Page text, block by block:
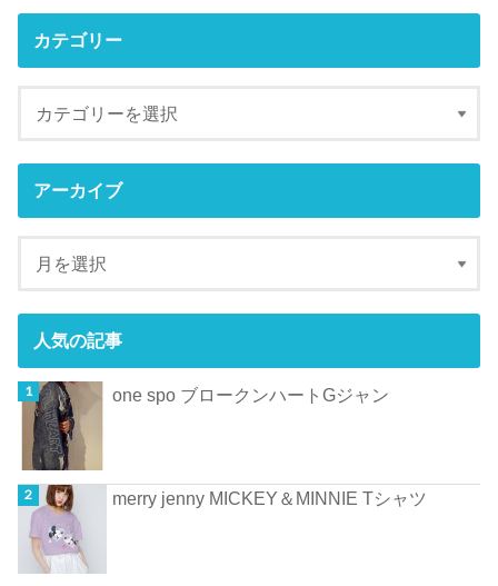
カテゴリー
アーカイブ
人気の記事
one spo ブロークンハートGジャン
merry jenny MICKEY＆MINNIE Tシャツ